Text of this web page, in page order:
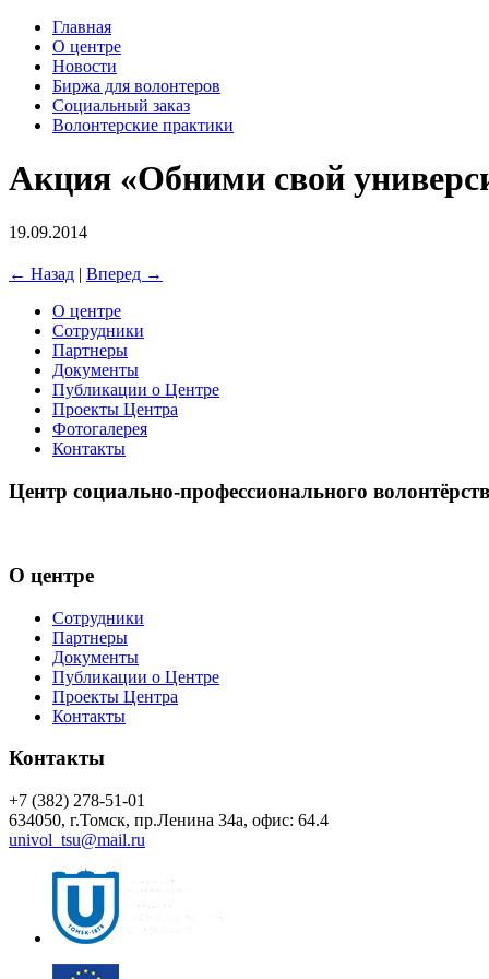
Главная
О центре
Новости
Биржа для волонтеров
Социальный заказ
Волонтерские практики
Акция «Обними свой
19.09.2014
← Назад | Вперед →
О центре
Сотрудники
Партнеры
Документы
Публикации о Центре
Проекты Центра
Фотогалерея
Контакты
Центр социально-профессионального
О центре
Сотрудники
Партнеры
Документы
Публикации о Центре
Проекты Центра
Контакты
Контакты
+7 (382) 278-51-01
634050, г.Томск, пр.Ленина 34а, офис: 64.4
univol_tsu@mail.ru